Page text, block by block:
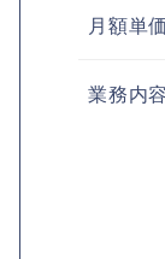
月額単価
業務内容